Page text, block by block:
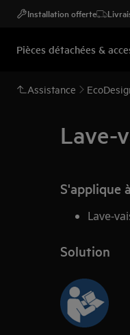
Installation offerte
Pièces détachées &
Assistance
Lave-
S'applique à
Lave-
Solution